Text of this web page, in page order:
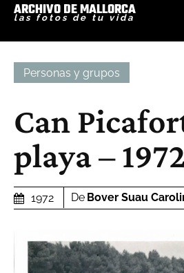
ARCHIVO DE MALLORCA
las fotos de tu vida
Personas y grupos
Can
playa –
1972 De Bover Suau